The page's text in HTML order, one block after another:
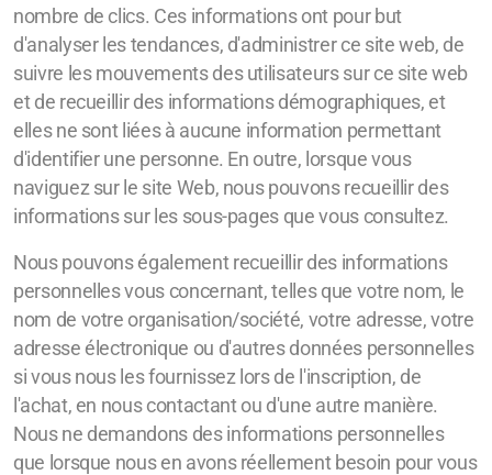
nombre de clics. Ces informations ont pour but
d'analyser les tendances, d'administrer ce site web, de
suivre les mouvements des utilisateurs sur ce site web
et de recueillir des informations démographiques, et
elles ne sont liées à aucune information permettant
d'identifier une personne. En outre, lorsque vous
naviguez sur le site Web, nous pouvons recueillir des
informations sur les sous-pages que vous consultez.
Nous pouvons également recueillir des informations
personnelles vous concernant, telles que votre nom, le
nom de votre organisation/société, votre adresse, votre
adresse électronique ou d'autres données personnelles
si vous nous les fournissez lors de l'inscription, de
l'achat, en nous contactant ou d'une autre manière.
Nous ne demandons des informations personnelles
que lorsque nous en avons réellement besoin pour vous